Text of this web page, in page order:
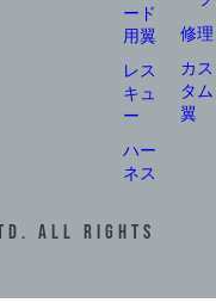
ード
用翼
レス
キュ
ー
ハー
ネス
修理
カス
タム
翼
All Rights